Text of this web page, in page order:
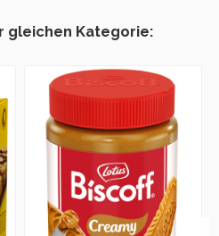
gleichen Kategorie: